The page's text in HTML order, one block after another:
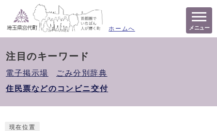
ホームへ メニュー
注目のキーワード
電子掲示場
ごみ分別辞典
住民票などのコンビニ交付
現在位置